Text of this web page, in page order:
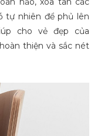
tự nhiên để phủ lên
cho vẻ đẹp của
thiện và sắc nét